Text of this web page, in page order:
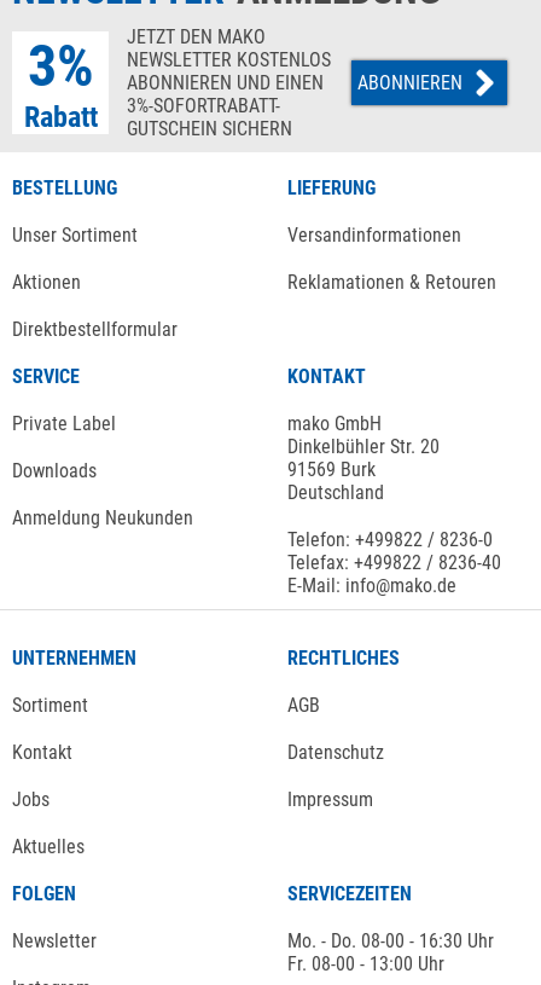
3%
Rabatt
JETZT DEN MAKO
NEWSLETTER KOSTENLOS
ABONNIEREN UND EINEN
3%-SOFORTRABATT-
GUTSCHEIN SICHERN
ABONNIEREN
BESTELLUNG
Unser Sortiment
Aktionen
Direktbestellformular
LIEFERUNG
Versandinformationen
Reklamationen & Retouren
SERVICE
Private Label
Downloads
Anmeldung Neukunden
KONTAKT
mako GmbH
Dinkelbühler Str. 20
91569 Burk
Deutschland
Telefon: +499822 / 8236-0
Telefax: +499822 / 8236-40
E-Mail: info@mako.de
UNTERNEHMEN
Sortiment
Kontakt
Jobs
Aktuelles
RECHTLICHES
AGB
Datenschutz
Impressum
FOLGEN
Newsletter
SERVICEZEITEN
Mo. - Do. 08-00 - 16:30 Uhr
Fr. 08-00 - 13:00 Uhr